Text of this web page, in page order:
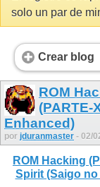
solo un par de
Crear blog
ROM
(PARTE-
Enhanced)
por jduranmaster - 02/
ROM Hacking
Spirit (Saigo